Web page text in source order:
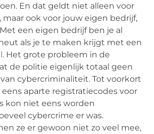
En dat geldt niet alleen voor
maar ook voor jouw eigen bedrijf,
een eigen bedrijf ben je al
als je te maken krijgt met een
. Het grote probleem in de
de politie eigenlijk totaal geen
cybercriminaliteit. Tot voorkort
aparte registratiecodes voor
kon niet eens worden
cybercrime er was.
ze er gewoon niet zo veel mee,